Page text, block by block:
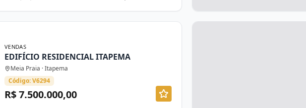
VENDAS
EDIFÍCIO RESIDENCIAL ITAPEMA
Meia Praia · Itapema
Código: V6294
R$ 7.500.000,00